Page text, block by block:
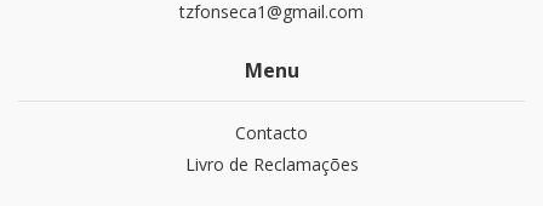
tzfonseca1@gmail.com
Menu
Contacto
Livro de Reclamações